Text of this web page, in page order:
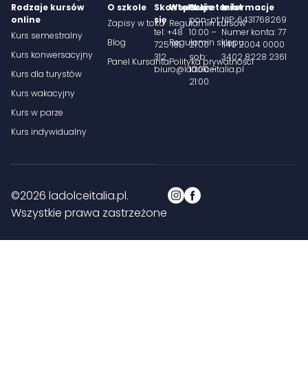
Skontaktuj
się
tel: +48
725 181
312
biuro@ladolceitalia.pl
Sekretariat
pon-pt:
10:00 –
21:00
sob:
10:00 –
21:00
Informacje
NIP: 6431768269
Numer konta: 77
1140 2004 0000
3402 8228 2361
Rodzaje kursów
online
Kurs semestralny
Kurs konwersacyjny
Kurs dla turystów
Kurs wakacyjny
Kurs w parze
Kurs indywidualny
O szkole
Zapisy w toku
Blog
Panel Kursanta
Wsparcie
Regulamin kursów
Regulamin sklepu
Polityka prywatności
©2026 ladolceitalia.pl.
Wszystkie prawa zastrzeżone